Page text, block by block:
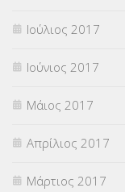
Ιούλιος 2017
Ιούνιος 2017
Μάιος 2017
Απρίλιος 2017
Μάρτιος 2017